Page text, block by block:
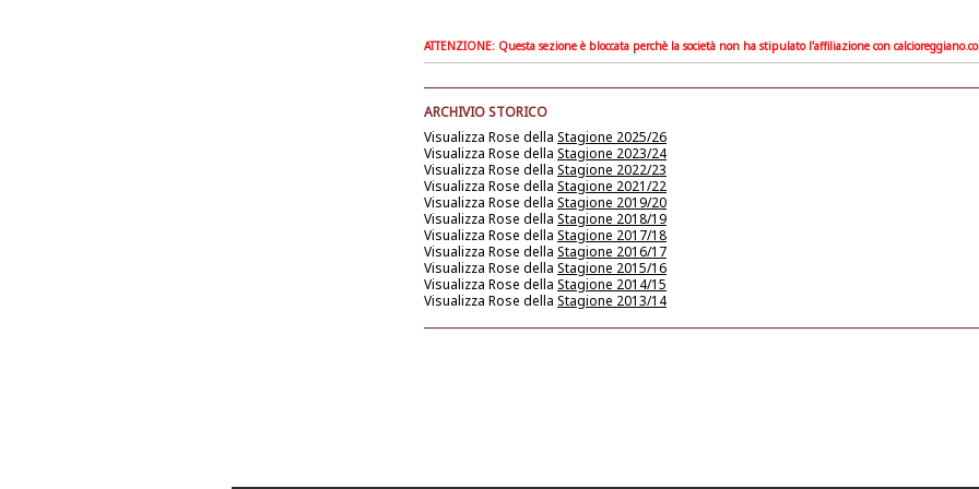
ATTENZIONE: Questa sezione è bloccata perchè la società non ha stipulato l'affiliazione con
ARCHIVIO STORICO
Visualizza Rose della Stagione 2025/26
Visualizza Rose della Stagione 2023/24
Visualizza Rose della Stagione 2022/23
Visualizza Rose della Stagione 2021/22
Visualizza Rose della Stagione 2019/20
Visualizza Rose della Stagione 2018/19
Visualizza Rose della Stagione 2017/18
Visualizza Rose della Stagione 2016/17
Visualizza Rose della Stagione 2015/16
Visualizza Rose della Stagione 2014/15
Visualizza Rose della Stagione 2013/14